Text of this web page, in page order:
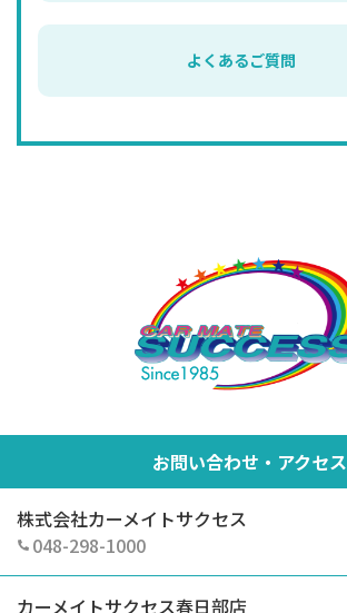
よくあるご質問
お問い合わせ・アクセス
株式会社カーメイトサクセス
048-298-1000
カーメイトサクセス春日部店